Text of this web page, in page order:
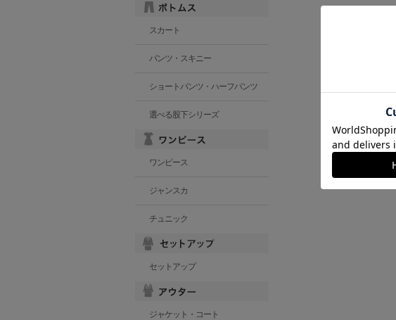
スカート
パンツ・スキニー
ショートパンツ・ハーフパンツ
選べる股下シリーズ
ワンピース
ジャンスカ
チュニック
セットアップ
ジャケット・コート